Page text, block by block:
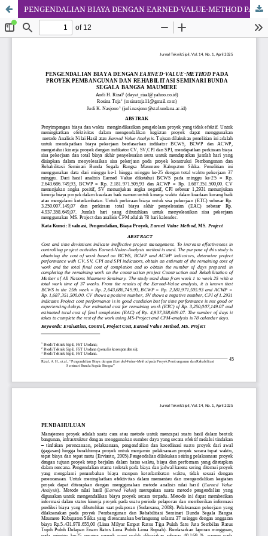
PENGENDALIAN BIAYA DENGAN EARNED-VALUE-METHOD PADA PROYEK PEMBANGUNAN DAN REHABILITASI SEMINARI BUNDA SEGALA BANGSA MAUMERE